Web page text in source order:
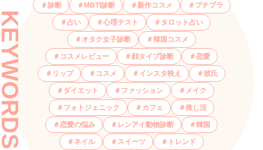
診断 MBTI診断 新作コスメ プチプラ
占い 心理テスト タロット占い
オタク女子診断 韓国コスメ
コスメレビュー 顔タイプ診断 恋愛
リップ コスメ インスタ映え 彼氏
ダイエット ファッション メイク
フォトジェニック カフェ 推し活
恋愛の悩み レンアイ動物診断 韓国
ネイル スイーツ トレンド